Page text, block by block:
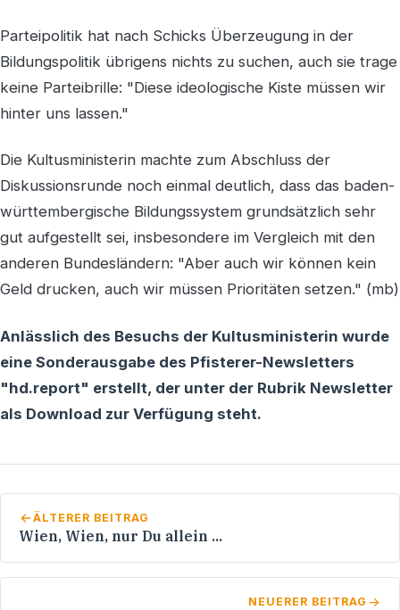
Parteipolitik hat nach Schicks Überzeugung in der
Bildungspolitik übrigens nichts zu suchen, auch sie trage
keine Parteibrille: "Diese ideologische Kiste müssen wir
hinter uns lassen."
Die Kultusministerin machte zum Abschluss der
Diskussionsrunde noch einmal deutlich, dass das baden-
württembergische Bildungssystem grundsätzlich sehr
gut aufgestellt sei, insbesondere im Vergleich mit den
anderen Bundesländern: "Aber auch wir können kein
Geld drucken, auch wir müssen Prioritäten setzen." (mb)
Anlässlich des Besuchs der Kultusministerin wurde
eine Sonderausgabe des Pfisterer-Newsletters
"hd.report" erstellt, der unter der Rubrik Newsletter
als Download zur Verfügung steht.
ÄLTERER BEITRAG
Wien, Wien, nur Du allein ...
NEUERER BEITRAG